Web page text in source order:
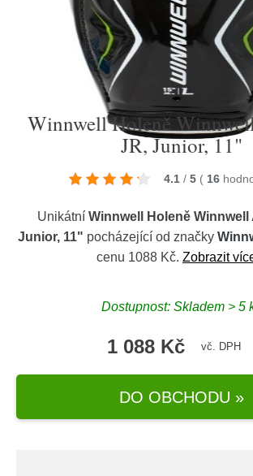
Winnwell Holeně
JR, Junior, 11"
4.1 / 5 ( 16
Unikátní Winnwell Holeně Winnwell
Junior, 11" pocházející od značky
cenu 1088 Kč. Zobrazit
Dostupnost: Skladem > 5
1 088 Kč vč. DPH
DO OBCHODU »